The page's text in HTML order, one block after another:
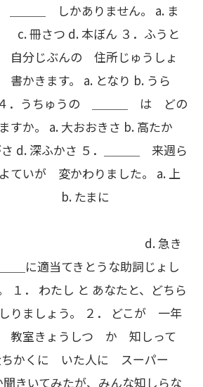
＿＿ しかありません。 a. ま
つ d. 本ぼん ３．ふうと
分じぶんの 住所じゅうしょ
かきます。 a. となり b. うら
．うちゅうの ＿＿＿ は どの
すか。 a. 大おおきさ b. 高たか
深ふかさ ５．＿＿＿ 来週ら
ていが 変かわりました。 a. 上
ずに b. たまに
急き
＿に適当てきとうな助詞じょし
１． わたし と あなたと、どちら
りましょう。 ２． どこが 一年
教室きょうしつ か 知しって
ちかくに いた人に スーパー
きいてみたが、みんな知しらな